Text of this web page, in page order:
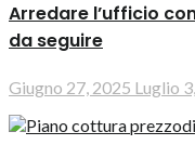
Arredare l’ufficio
da seguire
Giugno 27, 2025 Luglio